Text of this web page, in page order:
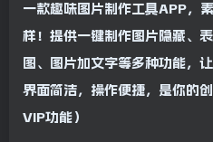
一款趣味图片制作工具APP，
样！提供一键制作图片隐藏、
图、图片加文字等多种功能，
界面简洁，操作便捷，是你的
VIP功能）